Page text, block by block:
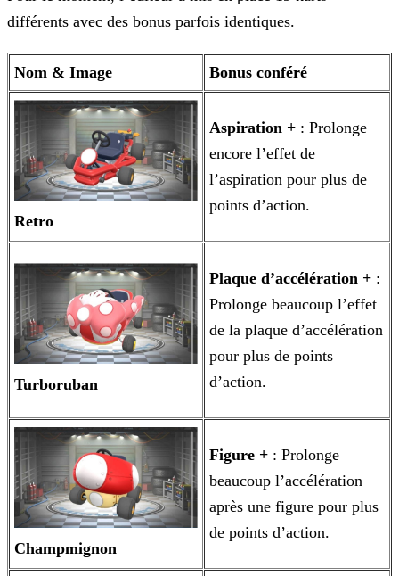
différents avec des bonus parfois identiques.
Nom & Image Bonus conféré
Retro
Aspiration + : Prolonge
encore l’effet de
l’aspiration pour plus de
points d’action.
Turboruban
Plaque d’accélération + :
Prolonge beaucoup l’effet
de la plaque d’accélération
pour plus de points
d’action.
Champmignon
Figure + : Prolonge
beaucoup l’accélération
après une figure pour plus
de points d’action.